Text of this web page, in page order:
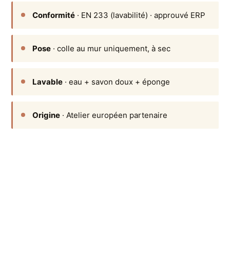
Conformité · EN 233 (lavabilité) · approuvé ERP
Pose · colle au mur uniquement, à sec
Lavable · eau + savon doux + éponge
Origine · Atelier européen partenaire